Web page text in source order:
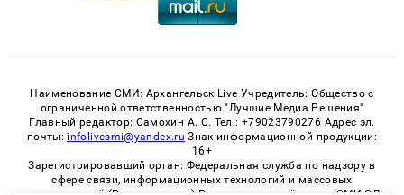
Наименование СМИ: Архангельск Live Учредитель: Общество с
ограниченной ответственностью "Лучшие Медиа Решения"
Главный редактор: Самохин А. С. Тел.: +79023790276 Адрес эл.
почты: infolivesmi@yandex.ru Знак информационной продукции:
16+
Зарегистрировавший орган: Федеральная служба по надзору в
сфере связи, информационных технологий и массовых